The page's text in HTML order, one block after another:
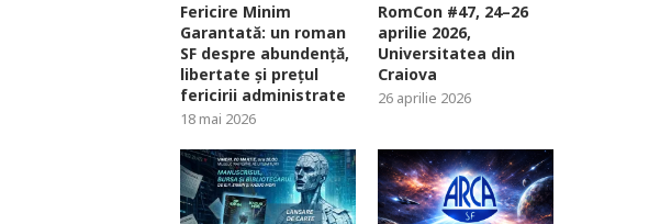
Fericire Minim
Garantată: un roman
SF despre abundență,
libertate și prețul
fericirii administrate
18 mai 2026
RomCon #47, 24–26
aprilie 2026,
Universitatea din
Craiova
26 aprilie 2026